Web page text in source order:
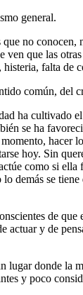
general.
no conocen,
ven que las otras
falta de
común, del
ha cultivado
se ha
hacer
hoy. Sin
como si ella
demás se tiene
de
actuar y de
lugar donde la
y poco